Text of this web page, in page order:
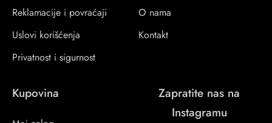
Reklamacije i povraćaji
Uslovi korišćenja
Privatnost i sigurnost
O nama
Kontakt
Kupovina
Zapratite nas na
Instagramu